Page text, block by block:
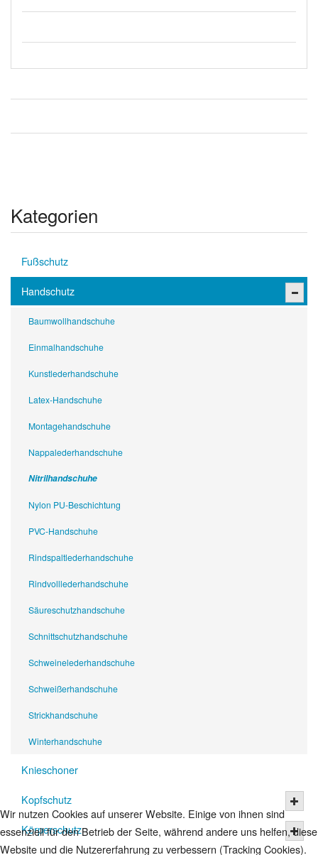
Kategorien
Fußschutz
Handschutz
Baumwollhandschuhe
Einmalhandschuhe
Kunstlederhandschuhe
Latex-Handschuhe
Montagehandschuhe
Nappalederhandschuhe
Nitrilhandschuhe
Nylon PU-Beschichtung
PVC-Handschuhe
Rindspaltlederhandschuhe
Rindvolllederhandschuhe
Säureschutzhandschuhe
Schnittschutzhandschuhe
Schweinelederhandschuhe
Schweißerhandschuhe
Strickhandschuhe
Winterhandschuhe
Knieschoner
Kopfschutz
Körperschutz
Wir nutzen Cookies auf unserer Website. Einige von ihnen sind
essenziell für den Betrieb der Seite, während andere uns helfen, diese
Website und die Nutzererfahrung zu verbessern (Tracking Cookies).